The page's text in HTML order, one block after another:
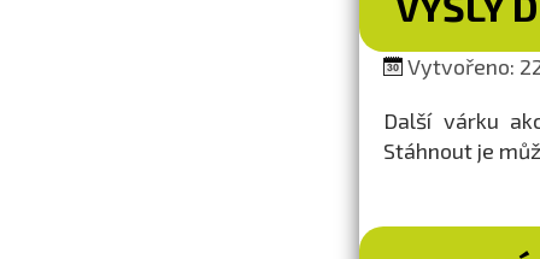
Vytvořeno:
Další várku
Stáhnout je